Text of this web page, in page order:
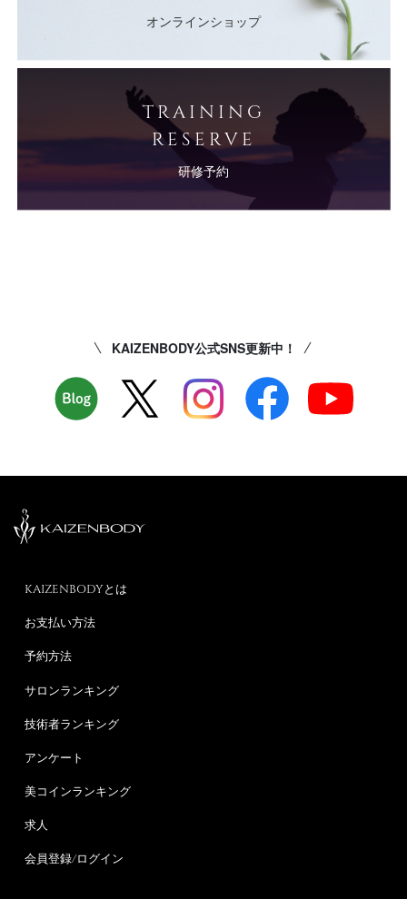
オンラインショップ
TRAINING
RESERVE
研修予約
KAIZENBODY公式SNS更新中！
KAIZENBODYとは
お支払い方法
予約方法
サロンランキング
技術者ランキング
アンケート
美コインランキング
求人
会員登録/ログイン